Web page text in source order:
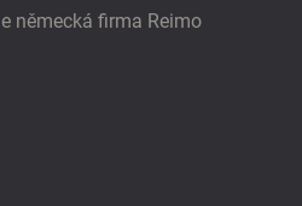
německá firma Reimo